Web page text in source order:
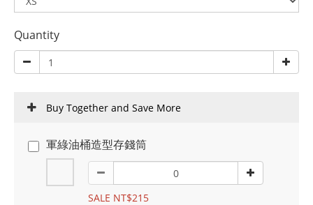
Quantity
Buy Together and Save More
軍綠油桶造型存錢筒
SALE NT$215